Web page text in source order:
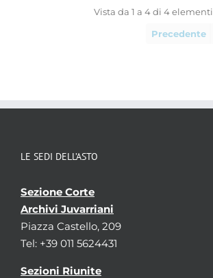
Vista da 1 a 4 di 4 elementi
Precedente
LE SEDI DELL’ASTO
Sezione Corte
Archivi Juvarriani
Piazza Castello, 209
Tel: +39 011 5624431
Sezioni Riunite